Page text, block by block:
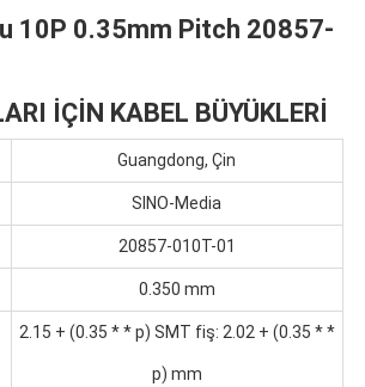
10P 0.35mm Pitch 20857-
İÇİN KABEL BÜYÜKLERİ
Guangdong, Çin
SINO-Media
20857-010T-01
0.350 mm
2.15 + (0.35 * * p) SMT fiş: 2.02 + (0.35 * *
p) mm